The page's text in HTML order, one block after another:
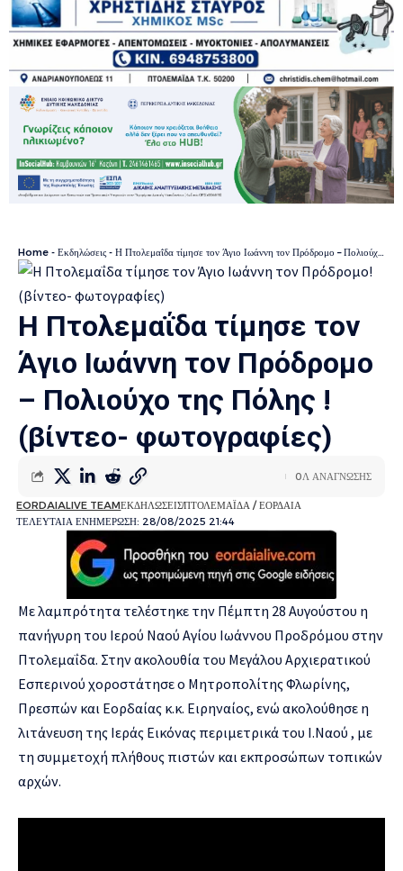
Home - Εκδηλώσεις - Η Πτολεμαΐδα τίμησε τον Άγιο Ιωάννη τον Πρόδρομο – Πολιούχο της Πόλης ! (βίντεο- φωτογραφίες)
Η Πτολεμαΐδα τίμησε τον
Άγιο Ιωάννη τον Πρόδρομο
– Πολιούχο της Πόλης !
(βίντεο- φωτογραφίες)
ΤΕΛΕΥΤΑΙΑ ΕΝΗΜΕΡΩΣΗ: 28/08/2025 21:44
EORDAIALIVE TEAMΕΚΔΗΛΩΣΕΙΣΠΤΟΛΕΜΑΪΔΑ / ΕΟΡΔΑΙΑ
0Λ ΑΝΑΓΝΩΣΗΣ
Με λαμπρότητα τελέστηκε την Πέμπτη 28 Αυγούστου η
πανήγυρη του Ιερού Ναού Αγίου Ιωάννου Προδρόμου στην
Πτολεμαΐδα. Στην ακολουθία του Μεγάλου Αρχιερατικού
Εσπερινού χοροστάτησε ο Μητροπολίτης Φλωρίνης,
Πρεσπών και Εορδαίας κ.κ. Ειρηναίος, ενώ ακολούθησε η
λιτάνευση της Ιεράς Εικόνας περιμετρικά του Ι.Ναού , με
τη συμμετοχή πλήθους πιστών και εκπροσώπων τοπικών
αρχών.